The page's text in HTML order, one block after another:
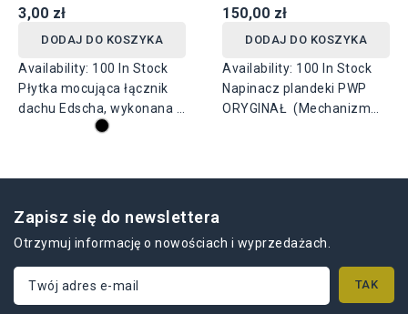
3,00 zł
DODAJ DO KOSZYKA
Availability: 100 In Stock
Płytka mocująca łącznik
dachu Edscha, wykonana z
PCV o wysokości 95 mm i
150,00 zł
DODAJ DO KOSZYKA
Availability: 100 In Stock
Napinacz plandeki PWP
ORYGINAŁ (Mechanizm
Zapisz się do newslettera
Otrzymuj informację o nowościach i wyprzedażach.